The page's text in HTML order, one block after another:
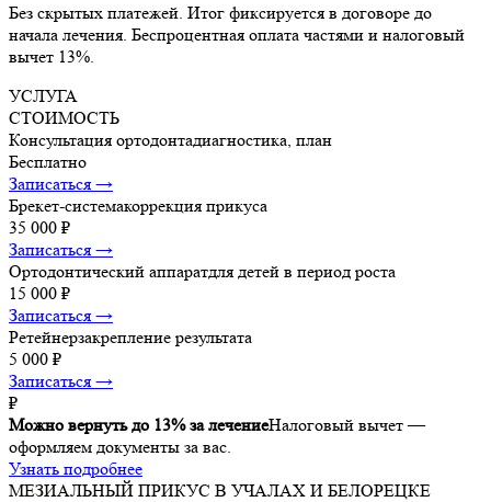
Без скрытых платежей. Итог фиксируется в договоре до
начала лечения. Беспроцентная оплата частями и налоговый
вычет 13%.
УСЛУГА
СТОИМОСТЬ
Консультация ортодонтадиагностика, план
Бесплатно
Записаться →
Брекет-системакоррекция прикуса
35 000 ₽
Записаться →
Ортодонтический аппаратдля детей в период роста
15 000 ₽
Записаться →
Ретейнерзакрепление результата
5 000 ₽
Записаться →
₽
Можно вернуть до 13% за лечениеНалоговый вычет —
оформляем документы за вас.
Узнать подробнее
МЕЗИАЛЬНЫЙ ПРИКУС В УЧАЛАХ И БЕЛОРЕЦКЕ